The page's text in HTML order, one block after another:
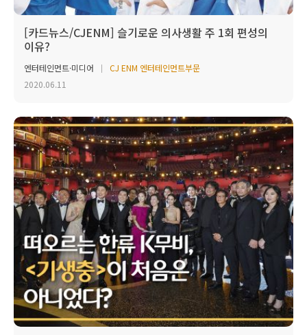
[카드뉴스/CJENM] 슬기로운 의사생활 주 1회 편성의
이유?
엔터테인먼트·미디어
CJ ENM 엔터테인먼트부문
2020.06.11